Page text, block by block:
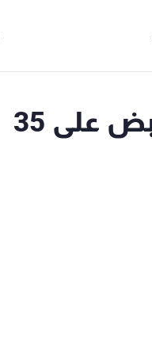
سانا: الجهات المختصة تقتل 5 إرهابيين وتقبض على 35